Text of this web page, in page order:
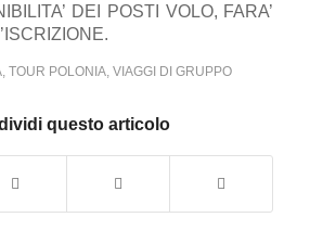
DEI POSTI VOLO, FARA’
, TOUR POLONIA, VIAGGI DI GRUPPO
questo articolo